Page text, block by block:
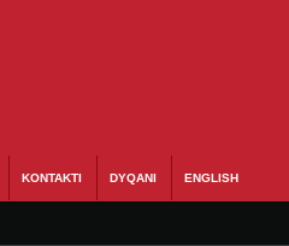
KONTAKTI DYQANI ENGLISH